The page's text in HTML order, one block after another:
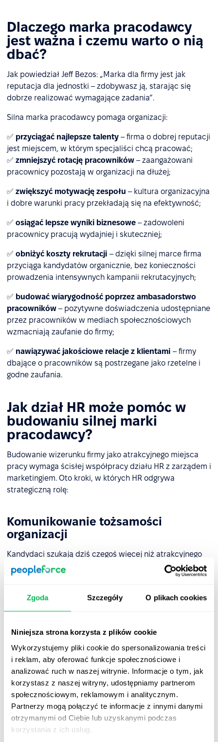
Zgoda Szczegóły O plikach cookies
Niniejsza strona korzysta z plików cookie
Wykorzystujemy pliki cookie do spersonalizowania treści
i reklam, aby oferować funkcje społecznościowe i
analizować ruch w naszej witrynie. Informacje o tym, jak
korzystasz z naszej witryny, udostępniamy partnerom
społecznościowym, reklamowym i analitycznym.
Partnerzy mogą połączyć te informacje z innymi danymi
otrzymanymi od Ciebie lub uzyskanymi podczas
korzystania z ich usług.
Dlaczego marka pracodawcy
jest ważna i czemu warto o nią
dbać?
Jak powiedział Jeff Bezos: „Marka dla firmy jest jak
reputacja dla jednostki – zdobywasz ją, starając się
dobrze realizować wymagające zadania”.
Silna marka pracodawcy pomaga organizacji:
✅ przyciągać najlepsze talenty – firma o dobrej reputacji
jest miejscem, w którym specjaliści chcą pracować;
✅ zmniejszyć rotację pracowników – zaangażowani
pracownicy pozostają w organizacji na dłużej;
✅ zwiększyć motywację zespołu – kultura organizacyjna
i dobre warunki pracy przekładają się na efektywność;
✅ osiągać lepsze wyniki biznesowe – zadowoleni
pracownicy pracują wydajniej i skuteczniej;
✅ obniżyć koszty rekrutacji – dzięki silnej marce firma
przyciąga kandydatów organicznie, bez konieczności
prowadzenia intensywnych kampanii rekrutacyjnych;
✅ budować wiarygodność poprzez ambasadorstwo
pracowników – pozytywne doświadczenia udostępniane
przez pracowników w mediach społecznościowych
wzmacniają zaufanie do firmy;
✅ nawiązywać jakościowe relacje z klientami – firmy
dbające o pracowników są postrzegane jako rzetelne i
godne zaufania.
Jak dział HR może pomóc w
budowaniu silnej marki
pracodawcy?
Budowanie wizerunku firmy jako atrakcyjnego miejsca
pracy wymaga ścisłej współpracy działu HR z zarządem i
marketingiem. Oto kroki, w których HR odgrywa
strategiczną rolę:
Komunikowanie tożsamości
organizacji
Kandydaci szukają dziś czegoś więcej niż atrakcyjnego
wynagrodzenia. HR i marketing powinny konsekwentnie
komunikować wartości organizacji zarówno
employer brandingową z kanałami komunikacji –
stronami kariery,firmowym blogiem
Spójny i autentyczny przekaz można wzmacniać poprzez
storytelling, wykorzystując case studies, sukcesy
pracowników oraz relacje z życia firmy, które przekładają
się na postrzeganie organizacji jako pożądanego
pracodawcy. Innym ważnym elementem budowania
rozpoznawalności marki pracodawcy jest obecność na
targach pracy oraz aktywne działania na branżowych
portalach, które ułatwiają dotarcie do wysokiej jakości